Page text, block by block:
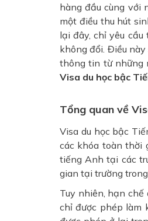
hàng đầu cùng với
một điều thu hút
lại đây, chỉ yêu
không đổi. Điều
thông tin từ những
Visa du học bậc
Tổng quan về
Visa du học bậc
các khóa toàn thời
tiếng Anh tại các
gian tại trường
Tuy nhiên, hạn chế
chỉ được phép làm